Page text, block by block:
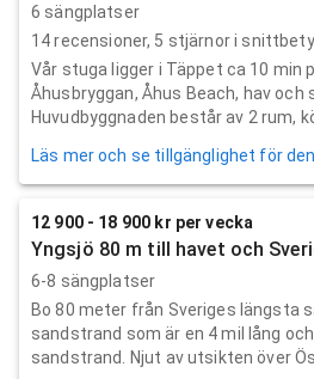
6 sängplatser
14recensioner, 5 stjärnor i
Vår stuga ligger i Täppet ca 10 min
Åhusbryggan, Åhus Beach, hav och
Huvudbyggnaden består av 2 rum,
Läs mer och se tillgänglighet för
12 900 - 18 900 kr per vecka
Yngsjö 80 m till havet och
6-8 sängplatser
Bo 80 meter från Sveriges längsta
sandstrand som är en 4 mil lång
sandstrand. Njut av utsikten över